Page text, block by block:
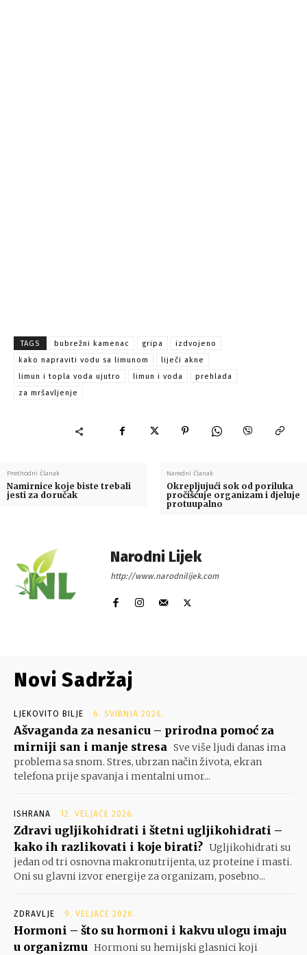
TAGS bubrežni kamenac gripa
izdvojeno
kako napraviti vodu sa limunom
liječi akne
limun i topla voda ujutro
limun i voda
prehlada
za mršavljenje
Prethodni članak
Namirnice koje biste trebali
jesti za doručak
Naredni članak
Okrepljujući sok od poriluka
pročišćuje organizam i djeluje
protuupalno
Narodni Lijek
http://www.narodnilijek.com
Novi Sadržaj
LJEKOVITO BILJE 6. SVIBNJA 2026.
Ašvaganda za nesanicu – prirodna pomoć za
mirniji san i manje stresa Sve više ljudi danas ima
problema sa snom. Stres, ubrzan način života, ekran
telefona prije spavanja i mentalni umor...
ISHRANA 12. VELJAČE 2026.
Zdravi ugljikohidrati i štetni ugljikohidrati –
kako ih razlikovati i koje birati? Ugljikohidrati su
jedan od tri osnovna makronutrijenta, uz proteine i masti.
Oni su glavni izvor energije za organizam, posebno...
ZDRAVLJE 9. VELJAČE 2026.
Hormoni – što su hormoni i kakvu ulogu imaju
u organizmu Hormoni su hemijski glasnici koji